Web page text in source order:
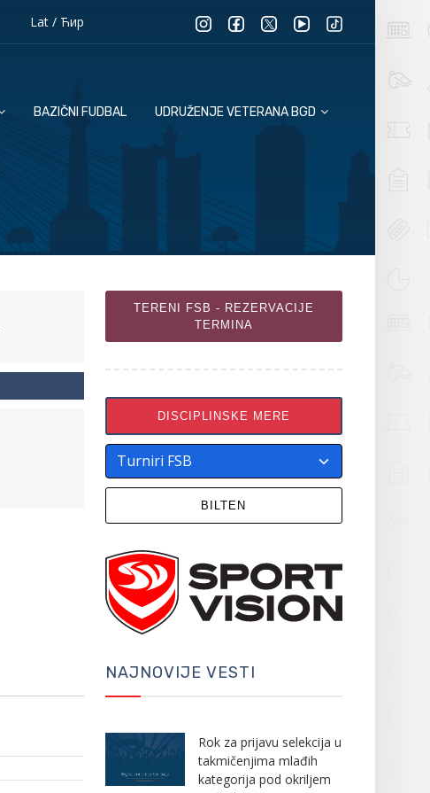
Lat/ Ћир
BAZIČNI FUDBAL UDRUŽENJE VETERANA BGD
TERENI FSB - REZERVACIJE
TERMINA
DISCIPLINSKE MERE
BILTEN
NAJNOVIJE VESTI
Rok za prijavu selekcija u
takmičenjima mlađih
kategorija pod okriljem